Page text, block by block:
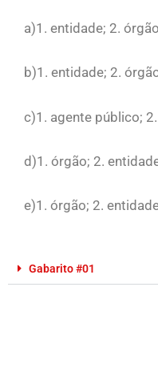
a)1. entidade; 2.
b)1. entidade; 2.
c)1. agente público;
d)1. órgão; 2.
e)1. órgão; 2.
Gabarito #01